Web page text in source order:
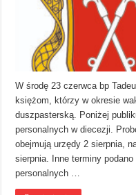
W środę 23 czerwca bp
księżom, którzy w okresie
duszpasterską. Poniżej
personalnych w diecezji.
obejmują urzędy 2 sierpnia,
sierpnia. Inne terminy
personalnych …